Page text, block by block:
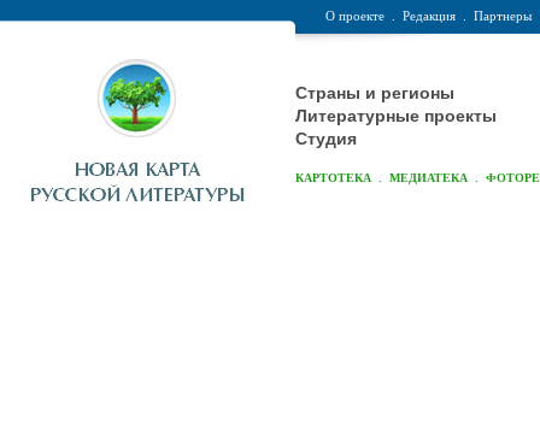
О проекте Редакция Партнеры
Страны и регионы
Литературные проекты
Студия
КАРТОТЕКА МЕДИАТЕКА